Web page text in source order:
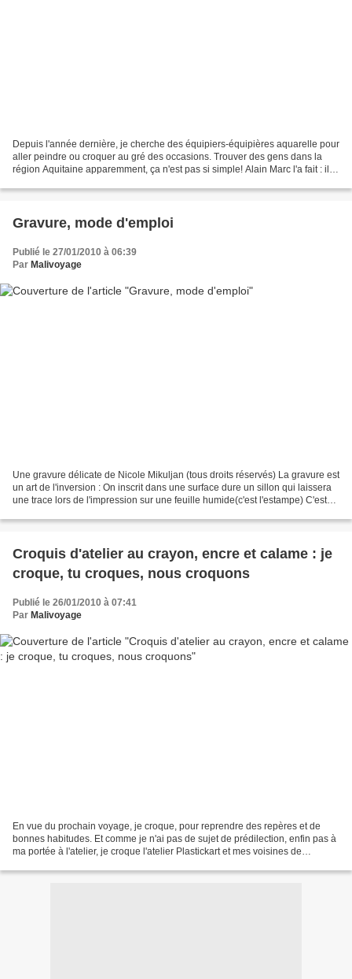
Depuis l'année dernière, je cherche des équipiers-équipières aquarelle pour
aller peindre ou croquer au gré des occasions. Trouver des gens dans la
région Aquitaine apparemment, ça n'est pas si simple! Alain Marc l'a fait : il
Gravure, mode d'emploi
Publié le 27/01/2010 à 06:39
Par Malivoyage
Une gravure délicate de Nicole Mikuljan (tous droits réservés) La gravure est
un art de l'inversion : On inscrit dans une surface dure un sillon qui laissera
une trace lors de l'impression sur une feuille humide(c'est l'estampe) C'est
Croquis d'atelier au crayon, encre et calame : je
croque, tu croques, nous croquons
Publié le 26/01/2010 à 07:41
Par Malivoyage
En vue du prochain voyage, je croque, pour reprendre des repères et de
bonnes habitudes. Et comme je n'ai pas de sujet de prédilection, enfin pas à
ma portée à l'atelier, je croque l'atelier Plastickart et mes voisines de